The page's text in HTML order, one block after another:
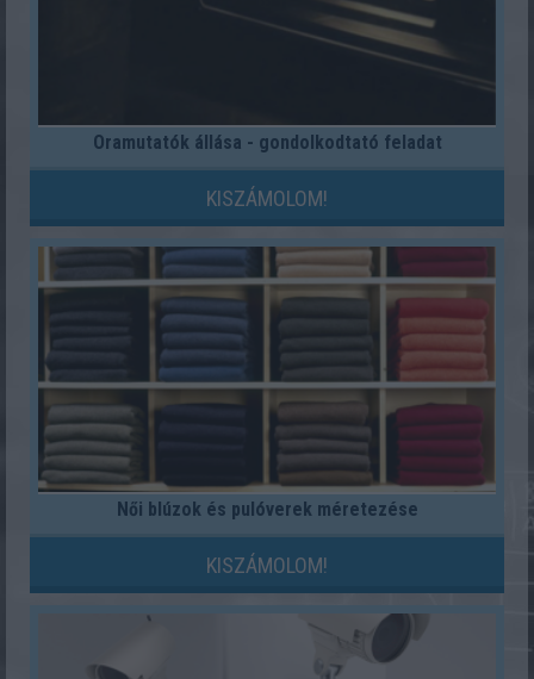
Óramutatók állása - gondolkodtató feladat
KISZÁMOLOM!
Női blúzok és pulóverek méretezése
KISZÁMOLOM!